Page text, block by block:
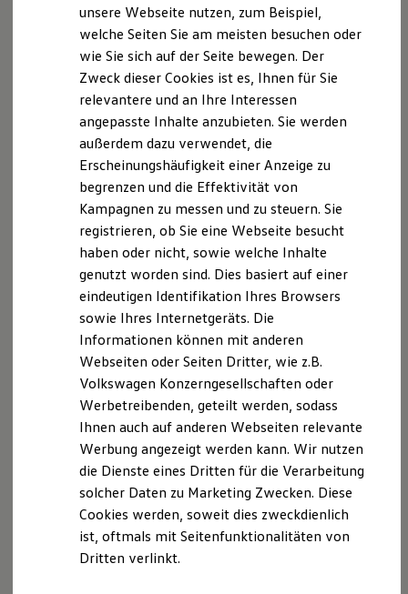
Nachhaltigkeit
Technologie
Kosten und Kauf
Kaufoptionen
E-Auto-Förderung
Software und Konnektivität
Die ID. Software 6
ID. Software Versionen und Updates
Digitale Extras
Schnittstellen zu Ihrem ID.
Hybridautos
Marke und Erlebnis
Volkswagen R und R Experience
R-Modelle
R Experience
Driving Experience
Volkswagen entdecken
Werkbesichtigung
Lifestyle Shop
T-Roc Kollektion
Golf Kollektion
ID. Kollektion
Volkswagen Kollektion
R-Kollektion
GTI Kollektion
Fußball Drop
we drive football
#wedriveproud
Besitzer und Service
Software Updates
Service und Ersatzteile
Nr. 1 Gewerbeordnung als Versicherungsvertreter
ausschließlich über die Volkswagen
Versicherungsdienst GmbH tätig und bei der
Industrie- und Handelskammer Schwarzwald-Baar
Heuberg gemeldet. Eingetragen bin ich im
Vermittlungsregister unter der Nummer D-YJQK-
2UC4Z-97. Überprüfen können Sie das im Internet
www.vermittlerregister.infooder beim
Vermittlerregister, Deutscher Industrie- und
Handelskammertag (DIHK) e.V., Breite Straße 29,
10178 Berlin. Ich biete eine Beratung an und erhalte
für meine Tätigkeit als Versicherungsvermittler
Provisionen, welche in der Versicherungsprämie
bereits enthalten sind.
Sollten Sie ausnahmsweise einmal nicht mit meiner
Beratungsleistung zufrieden sein, können Sie sich
auch die folgende Adresse wenden:
Versicherungsombudsmann e.V., Postfach 080632,
10006 Berlin,
beschwerde@versicherungsombudsmann.de
www.versicherungsombudsmann.de
Datenschutzerklärung
unsere Webseite nutzen, zum Beispiel,
welche Seiten Sie am meisten besuchen oder
wie Sie sich auf der Seite bewegen. Der
Zweck dieser Cookies ist es, Ihnen für Sie
relevantere und an Ihre Interessen
angepasste Inhalte anzubieten. Sie werden
außerdem dazu verwendet, die
Erscheinungshäufigkeit einer Anzeige zu
begrenzen und die Effektivität von
Kampagnen zu messen und zu steuern. Sie
registrieren, ob Sie eine Webseite besucht
haben oder nicht, sowie welche Inhalte
genutzt worden sind. Dies basiert auf einer
eindeutigen Identifikation Ihres Browsers
sowie Ihres Internetgeräts. Die
Informationen können mit anderen
Webseiten oder Seiten Dritter, wie z.B.
Volkswagen Konzerngesellschaften oder
Werbetreibenden, geteilt werden, sodass
Ihnen auch auf anderen Webseiten relevante
Werbung angezeigt werden kann. Wir nutzen
die Dienste eines Dritten für die Verarbeitung
solcher Daten zu Marketing Zwecken. Diese
Cookies werden, soweit dies zweckdienlich
ist, oftmals mit Seitenfunktionalitäten von
Dritten verlinkt.